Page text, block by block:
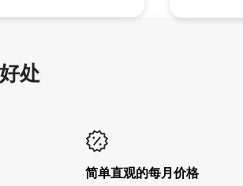
处
简单直观的每月价格